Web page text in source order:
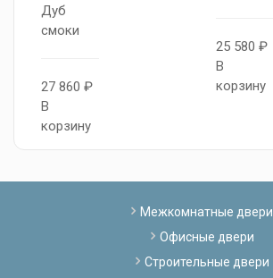
Дуб
смоки
27 860 ₽
В
корзину
25 580 ₽
В
корзину
Межкомнатные двери
Офисные двери
Строительные двери